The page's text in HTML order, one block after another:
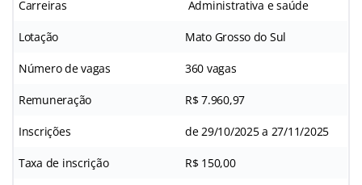
Carreiras Administrativa e saúde
Lotação Mato Grosso do Sul
Número de vagas 360 vagas
Remuneração R$ 7.960,97
Inscrições de 29/10/2025 a 27/11/2025
Taxa de inscrição R$ 150,00